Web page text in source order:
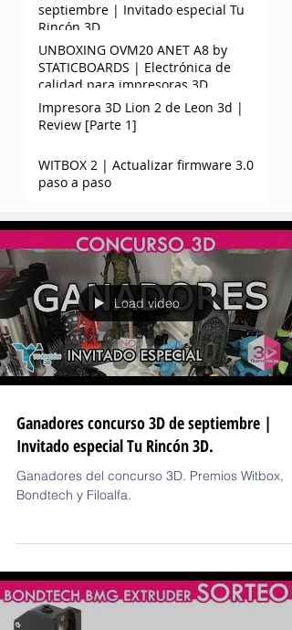
septiembre | Invitado especial Tu
Rincón 3D.
UNBOXING OVM20 ANET A8 by
STATICBOARDS | Electrónica de
calidad para impresoras 3D
Impresora 3D Lion 2 de Leon 3d |
Review [Parte 1]
WITBOX 2 | Actualizar firmware 3.0
paso a paso
Load video
Ganadores concurso 3D de septiembre |
Invitado especial Tu Rincón 3D.
Ganadores del concurso 3D. Premios Witbox,
Bondtech y Filoalfa.